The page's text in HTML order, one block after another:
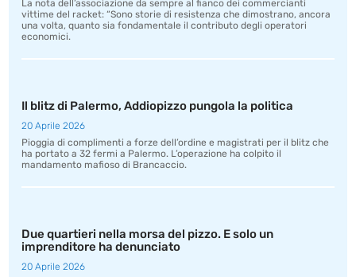
La nota dell’associazione da sempre al fianco dei commercianti
vittime del racket: “Sono storie di resistenza che dimostrano, ancora
una volta, quanto sia fondamentale il contributo degli operatori
economici.
Il blitz di Palermo, Addiopizzo pungola la politica
20 Aprile 2026
Pioggia di complimenti a forze dell’ordine e magistrati per il blitz che
ha portato a 32 fermi a Palermo. L’operazione ha colpito il
mandamento mafioso di Brancaccio.
Due quartieri nella morsa del pizzo. E solo un
imprenditore ha denunciato
20 Aprile 2026